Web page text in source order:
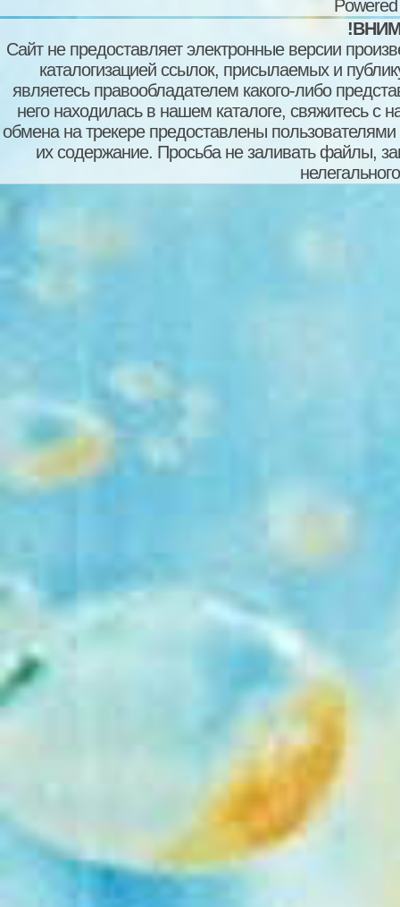
Сайт не предоставляет электронные версии
каталогизацией ссылок, присылаемых и
являетесь правообладателем какого-либо
него находилась в нашем каталоге, свяжитесь
обмена на трекере предоставлены пользователями
их содержание. Просьба не заливать файлы,